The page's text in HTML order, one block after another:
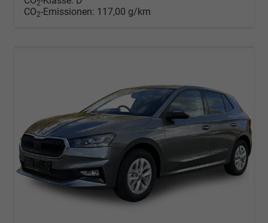
2
CO2-Emissionen: 117,00 g/km